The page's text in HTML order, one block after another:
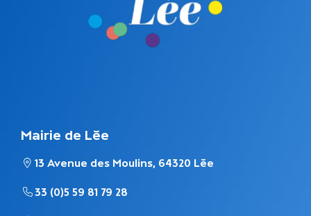
Mairie de Lée
13 Avenue des Moulins, 64320 Lée
33 (0)5 59 81 79 28